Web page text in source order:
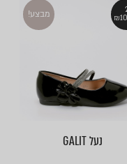
מבצע!
נעל GALIT